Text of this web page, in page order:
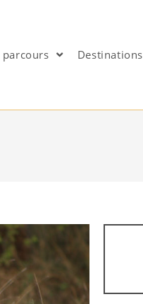
parcours Destinations